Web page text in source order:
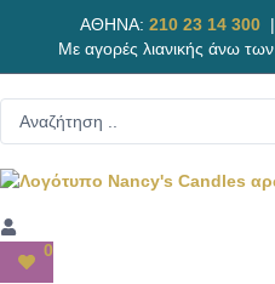
ΑΘΗΝΑ: 210 23 14 300 |
Με αγορές λιανικής άνω των
0